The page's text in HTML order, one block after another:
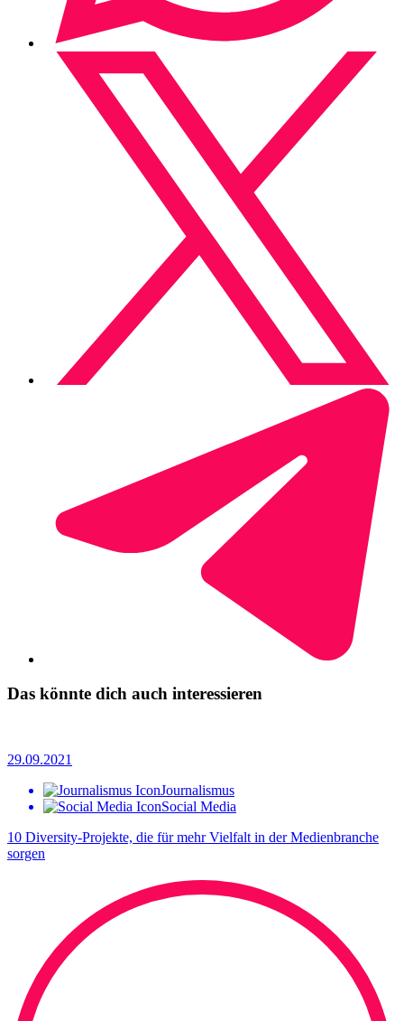
Das könnte dich auch interessieren
29.09.2021
Journalismus
Social Media
10 Diversity-Projekte, die für mehr Vielfalt in der Medienbranche
sorgen